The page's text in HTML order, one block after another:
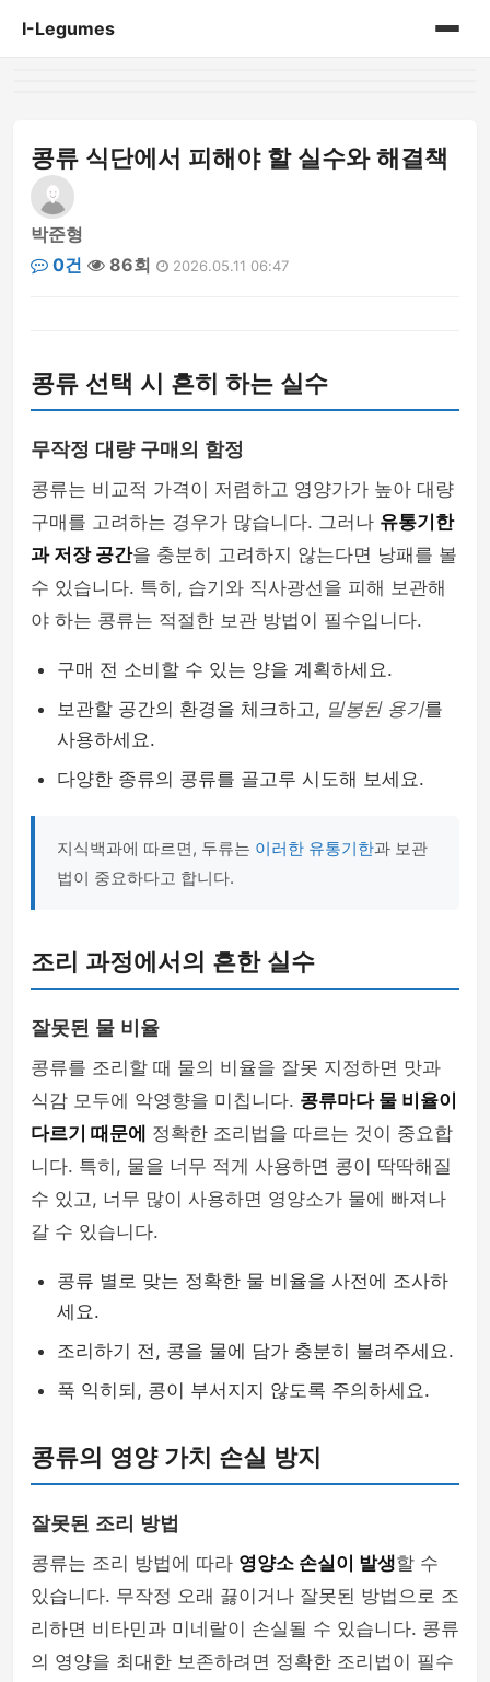
I-Legumes
콩류 식단에서 피해야 할 실수와 해결책
박준형
0건
86회 2026.05.11 06:47
콩류 선택 시 흔히 하는 실수
무작정 대량 구매의 함정
콩류는 비교적 가격이 저렴하고 영양가가 높아 대량
구매를 고려하는 경우가 많습니다. 그러나 유통기한
과 저장 공간을 충분히 고려하지 않는다면 낭패를 볼
수 있습니다. 특히, 습기와 직사광선을 피해 보관해
야 하는 콩류는 적절한 보관 방법이 필수입니다.
구매 전 소비할 수 있는 양을 계획하세요.
보관할 공간의 환경을 체크하고, 밀봉된 용기를
사용하세요.
다양한 종류의 콩류를 골고루 시도해 보세요.
지식백과에 따르면, 두류는 이러한 유통기한과 보관
법이 중요하다고 합니다.
조리 과정에서의 흔한 실수
잘못된 물 비율
콩류를 조리할 때 물의 비율을 잘못 지정하면 맛과
식감 모두에 악영향을 미칩니다. 콩류마다 물 비율이
다르기 때문에 정확한 조리법을 따르는 것이 중요합
니다. 특히, 물을 너무 적게 사용하면 콩이 딱딱해질
수 있고, 너무 많이 사용하면 영양소가 물에 빠져나
갈 수 있습니다.
콩류 별로 맞는 정확한 물 비율을 사전에 조사하
세요.
조리하기 전, 콩을 물에 담가 충분히 불려주세요.
푹 익히되, 콩이 부서지지 않도록 주의하세요.
콩류의 영양 가치 손실 방지
잘못된 조리 방법
콩류는 조리 방법에 따라 영양소 손실이 발생할 수
있습니다. 무작정 오래 끓이거나 잘못된 방법으로 조
리하면 비타민과 미네랄이 손실될 수 있습니다. 콩류
의 영양을 최대한 보존하려면 정확한 조리법이 필수